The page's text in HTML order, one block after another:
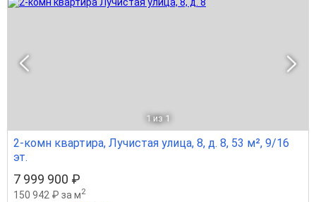
1 из 1
2-комн квартира, Лучистая улица, 8, д. 8, 53 м², 9/16
эт.
7 999 900 ₽
150 942 ₽ за м2